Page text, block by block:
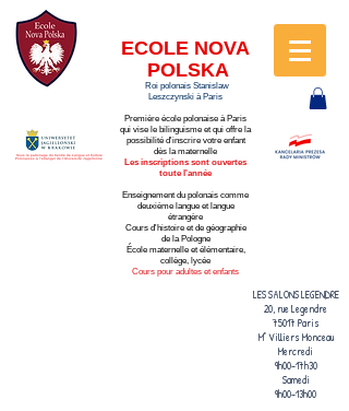
Sous le patronage du Centre de Langue et Culture
Polonaises à l'étranger de l'Université Jagellonne
ECOLE NOVA
POLSKA
Roi polonais Stanislaw
Leszczynski à Paris
Première école polonaise à Paris
qui vise le bilinguisme et qui offre la
possibilité d'inscrire votre enfant
dès la maternelle
Les inscriptions sont ouvertes
toute l'année
Enseignement du polonais comme
deuxième langue et langue
étrangère
Cours d'histoire et de géographie
de la Pologne
École maternelle et élémentaire,
collège, lycée
Cours pour adultes et enfants
LES SALONS LEGENDRE
20, rue Legendre
75017 Paris
M° Villiers Monceau
Mercredi
9h00-17h30
Samedi
9h00-13h00